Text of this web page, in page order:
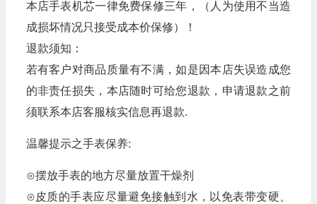
本店手表机芯一律免费保修三年，（人为使用不当造
成损坏情况只接受成本价保修）！
退款须知：
若有客户对商品质量有不满，如是因本店失误造成您
的非责任损失，本店随时可给您退款，申请退款之前
须联系本店客服核实信息再退款.
温馨提示之手表保养:
⊙摆放手表的地方尽量放置干燥剂
⊙皮质的手表应尽量避免接触到水，以免表带变硬、